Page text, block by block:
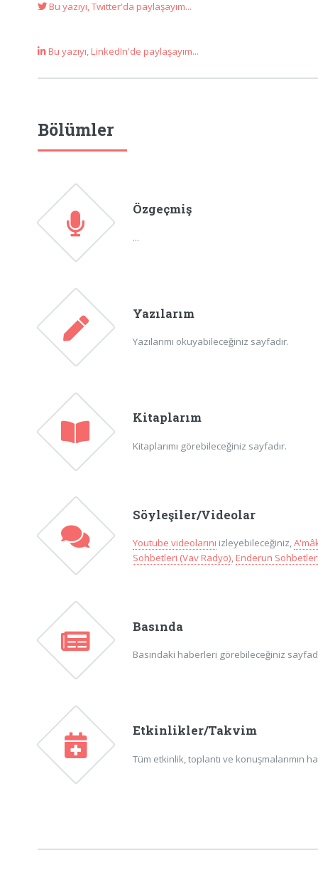
Bu yazıyı, Twitter'da paylaşayım...
Bu yazıyı, LinkedIn'de paylaşayım...
Bölümler
Özgeçmiş
...
Yazılarım
Yazılarımı okuyabileceğiniz sayfadır.
Kitaplarım
Kitaplarımı görebileceğiniz sayfadır.
Söyleşiler/Videolar
Youtube videolarını izleyebileceğiniz,
Sohbetleri (Vav Radyo),Enderun
Basında
Basındaki haberleri görebileceğiniz
Etkinlikler/Takvim
Tüm etkinlik, toplantı ve konuşmalarımın